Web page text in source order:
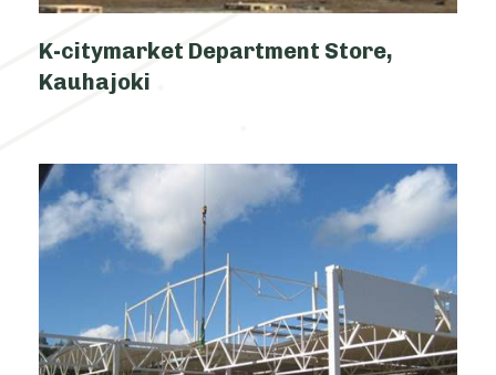
K-citymarket Department Store,
Kauhajoki